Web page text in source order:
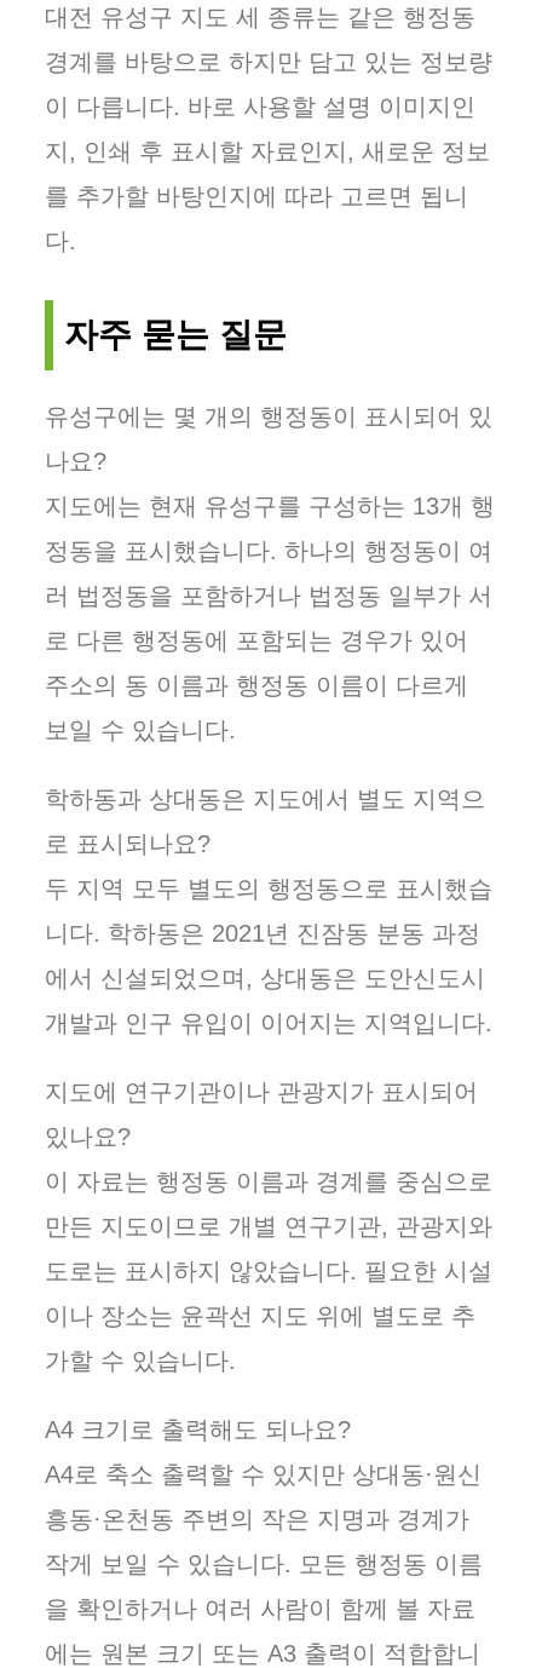
대전 유성구 지도 세 종류는 같은 행정동
경계를 바탕으로 하지만 담고 있는 정보량
이 다릅니다. 바로 사용할 설명 이미지인
지, 인쇄 후 표시할 자료인지, 새로운 정보
를 추가할 바탕인지에 따라 고르면 됩니
다.
자주 묻는 질문
유성구에는 몇 개의 행정동이 표시되어 있
나요?
지도에는 현재 유성구를 구성하는 13개 행
정동을 표시했습니다. 하나의 행정동이 여
러 법정동을 포함하거나 법정동 일부가 서
로 다른 행정동에 포함되는 경우가 있어
주소의 동 이름과 행정동 이름이 다르게
보일 수 있습니다.
학하동과 상대동은 지도에서 별도 지역으
로 표시되나요?
두 지역 모두 별도의 행정동으로 표시했습
니다. 학하동은 2021년 진잠동 분동 과정
에서 신설되었으며, 상대동은 도안신도시
개발과 인구 유입이 이어지는 지역입니다.
지도에 연구기관이나 관광지가 표시되어
있나요?
이 자료는 행정동 이름과 경계를 중심으로
만든 지도이므로 개별 연구기관, 관광지와
도로는 표시하지 않았습니다. 필요한 시설
이나 장소는 윤곽선 지도 위에 별도로 추
가할 수 있습니다.
A4 크기로 출력해도 되나요?
A4로 축소 출력할 수 있지만 상대동·원신
흥동·온천동 주변의 작은 지명과 경계가
작게 보일 수 있습니다. 모든 행정동 이름
을 확인하거나 여러 사람이 함께 볼 자료
에는 원본 크기 또는 A3 출력이 적합합니